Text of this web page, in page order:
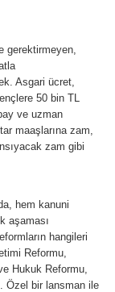
gerektirmeyen,
Asgari ücret,
50 bin TL
ve uzman
maaşlarına zam,
zam gibi
hem kanuni
aşaması
hangileri
Reformu,
Hukuk Reformu,
Özel bir lansman ile